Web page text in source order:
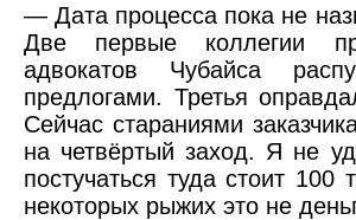
— Дата процесса пока не
Две первые коллегии
адвокатов Чубайса
предлогами. Третья
Сейчас стараниями
на четвёртый заход. Я не
постучаться туда стоит
некоторых рыжих это не